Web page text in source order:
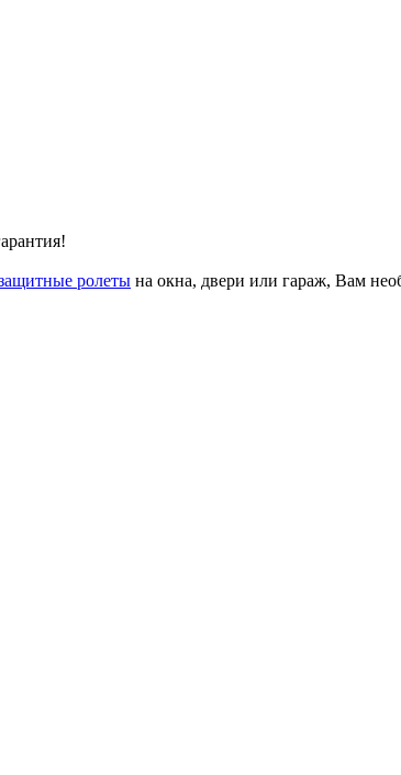
ролеты на окна, двери или гараж, Вам